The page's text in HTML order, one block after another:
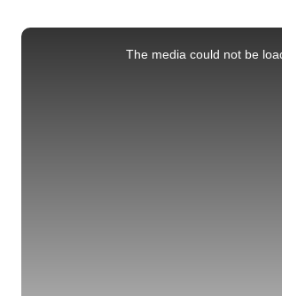
This
The media could not be